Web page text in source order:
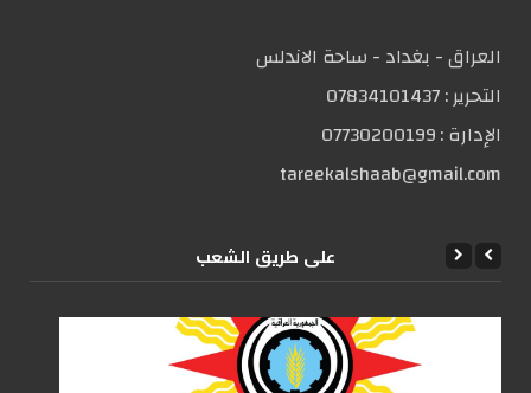
العراق - بغداد - ساحة الاندلس
التحریر :07834101437
الإدارة :07730200199
tareekalshaab@gmail.com
علی طریق الشعب